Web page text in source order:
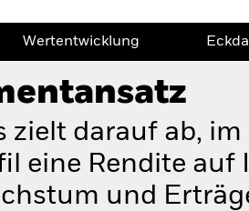
Wertentwicklung
zielt darauf ab,
eine Rendite
und